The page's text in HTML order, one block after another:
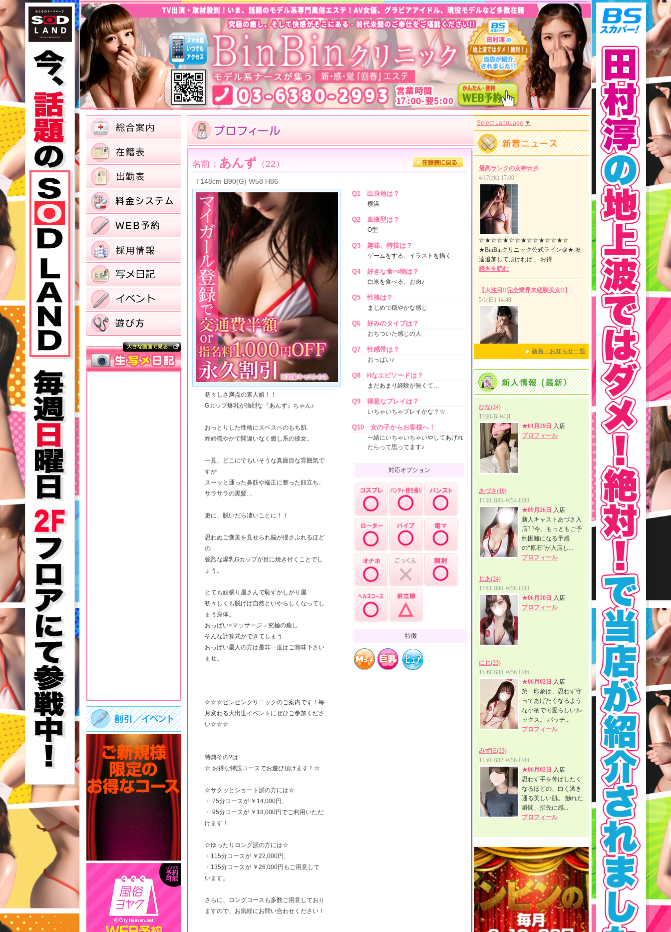
名前： あんず （22）
T148cm B90(G) W58 H86
初々しさ満点の素人娘！！
Gカップ爆乳が強烈な『あんず』ちゃん♪
おっとりした性格にスベスベのもち肌
終始穏やかで間違いなく癒し系の彼女。
一見、どこにでもいそうな真面目な雰囲気で
すが
スーッと通った鼻筋や端正に整った顔立ち、
サラサラの黒髪…
更に、脱いだら凄いことに！！
思わぬご褒美を見せられ脳が揺さぶれるほど
の
強烈な爆乳Gカップが目に焼き付くことでし
ょう。
とても頑張り屋さんで恥ずかしがり屋
初々しくも脱げば自然といやらしくなってし
まう身体。
おっぱい×マッサージ＝究極の癒し
そんな計算式ができてしまう…
おっぱい星人の方は是非一度はご賞味下さい
ませ。
☆☆☆ビンビンクリニックのご案内です！毎
月変わる大出世イベントにぜひご参加くださ
い☆☆☆
特典その?は
☆ お得な特設コースでお遊び頂けます！☆
☆サクッとショート派の方には☆
・ 75分コースが ￥14,000円、
・ 95分コースが ￥18,000円でご利用いただ
けます！
☆ゆったりロング派の方には☆
・115分コースが ￥22,000円、
・135分コースが ￥26,000円もご用意して
います。
さらに、ロングコースも多数ご用意しており
ますので、お気軽にお問い合わせください！
Q1 出身地は？
横浜
Q2 血液型は？
O型
Q3 趣味、特技は？
ゲームをする、イラストを描く
Q4 好きな食べ物は？
白米を食べる、お肉♪
Q5 性格は？
まじめで穏やかな感じ
Q6 好みのタイプは？
おちついた感じの人
Q7 性感帯は？
おっぱい♪
Q8 Hなエピソードは？
まだあまり経験が無くて…
Q9 得意なプレイは？
いちゃいちゃプレイかな？☆
Q10 女の子からお客様へ！
一緒にいちゃいちゃいやしてあげれ
たらって思ってます♪
対応オプション
特徴
Select Language ▼
新着・お知らせ一覧